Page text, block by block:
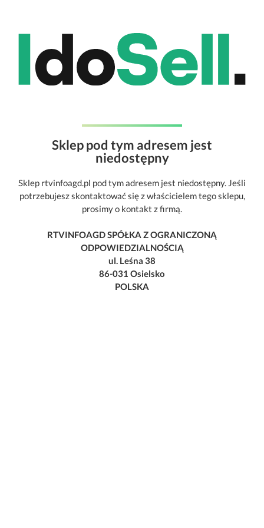
Sklep pod tym adresem jest
niedostępny
Sklep rtvinfoagd.pl pod tym adresem jest niedostępny. Jeśli
potrzebujesz skontaktować się z właścicielem tego sklepu,
prosimy o kontakt z firmą.
RTVINFOAGD SPÓŁKA Z OGRANICZONĄ
ODPOWIEDZIALNOŚCIĄ
ul. Leśna 38
86-031 Osielsko
POLSKA